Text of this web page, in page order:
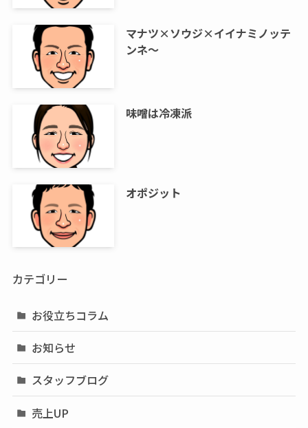
マナツ×ソウジ×イイナミノッテ
ンネ～
味噌は冷凍派
オポジット
カテゴリー
お役立ちコラム
お知らせ
スタッフブログ
売上UP